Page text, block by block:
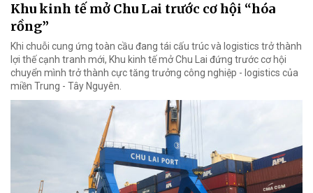
Khu kinh tế mở Chu Lai trước cơ hội “hóa
rồng”
Khi chuỗi cung ứng toàn cầu đang tái cấu trúc và logistics trở thành
lợi thế cạnh tranh mới, Khu kinh tế mở Chu Lai đứng trước cơ hội
chuyển mình trở thành cực tăng trưởng công nghiệp - logistics của
miền Trung - Tây Nguyên.